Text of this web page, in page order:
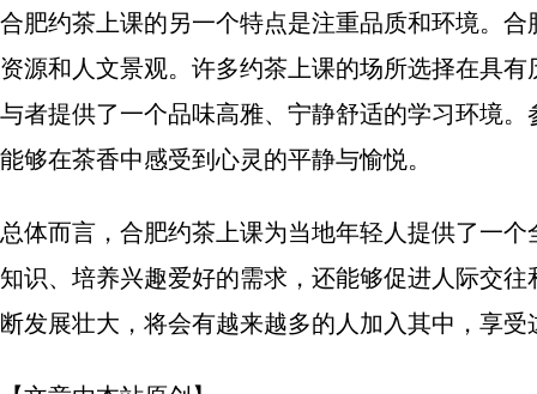
合肥约茶上课的另一个特点是注重品质和环境。
资源和人文景观。许多约茶上课的场所选择在具
与者提供了一个品味高雅、宁静舒适的学习环境
能够在茶香中感受到心灵的平静与愉悦。
总体而言，合肥约茶上课为当地年轻人提供了一
知识、培养兴趣爱好的需求，还能够促进人际交
断发展壮大，将会有越来越多的人加入其中，享